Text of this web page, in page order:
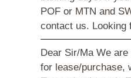
POF or MTN and
contact us. Looking
Dear Sir/Ma We
for lease/purchase,